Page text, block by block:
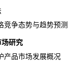
竞争态势与趋势预测
研究
品市场发展概况